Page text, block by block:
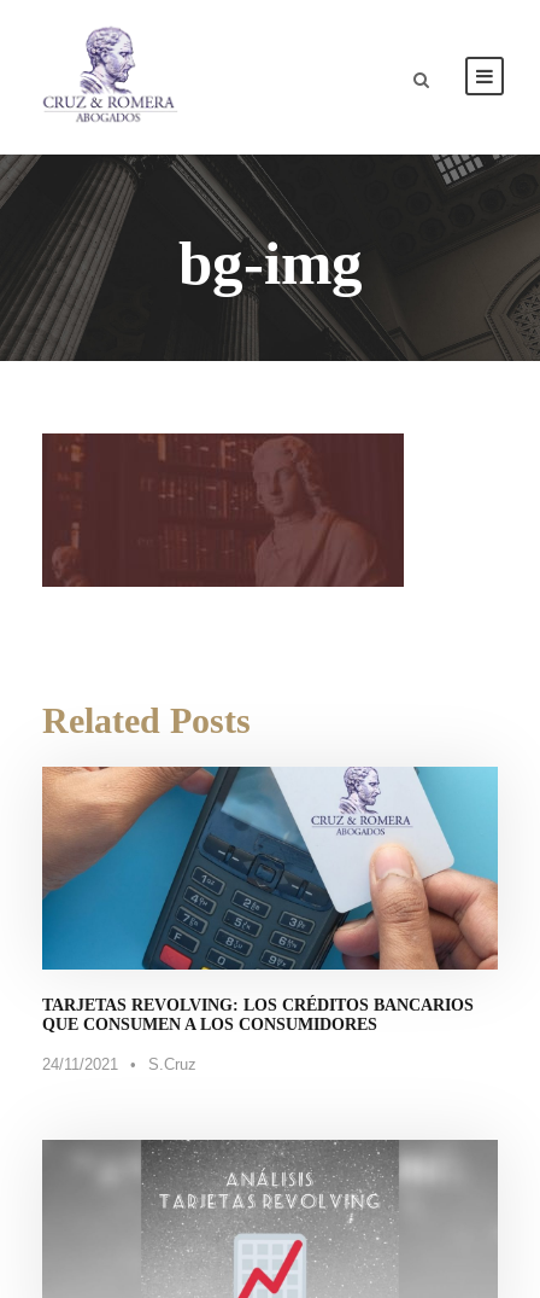
bg-img
Related Posts
TARJETAS REVOLVING: LOS CRÉDITOS BANCARIOS
QUE CONSUMEN A LOS CONSUMIDORES
24/11/2021 • S.Cruz